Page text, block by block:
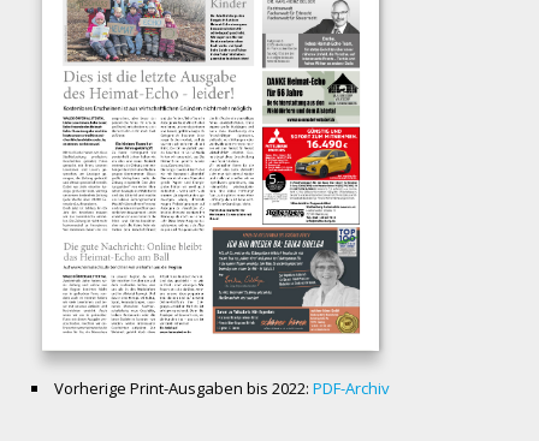
Vorherige Print-Ausgaben bis 2022: PDF-Archiv